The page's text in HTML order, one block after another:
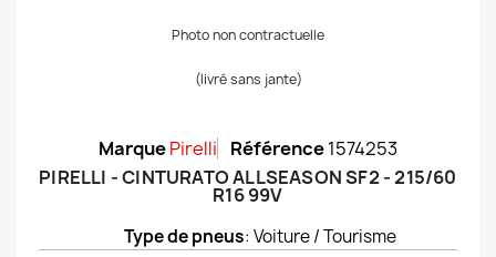
Photo non contractuelle
(livré sans jante)
MarquePirelli Référence1574253
PIRELLI - CINTURATO ALLSEASON SF2 - 215/60
R16 99V
Type de pneus: Voiture / Tourisme